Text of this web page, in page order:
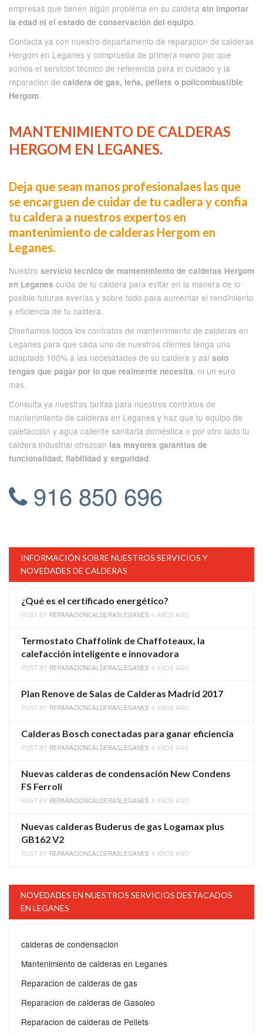
empresas que tienen algún problema en su caldera sin importar
la edad ni el estado de conservación del equipo.
Contacta ya con nuestro departamento de reparacion de calderas
Hergom en Leganes y comprueba de primera mano por que
somos el serviciot técnico de referencia para el cuidado y la
reparacion de caldera de gas, leña, pellets o policombustible
Hergom.
MANTENIMIENTO DE CALDERAS
HERGOM EN LEGANES.
Deja que sean manos profesionalaes las que
se encarguen de cuidar de tu cadlera y confia
tu caldera a nuestros expertos en
mantenimiento de calderas Hergom en
Leganes.
Nuestro servicio tecnico de mantenimiento de calderas Hergom
en Leganes cuida de tu caldera para evitar en la manera de lo
posible futuras averías y sobre todo para aumentar el rendimiento
y eficiencia de tu caldera.
Diseñamos todos los contratos de mantenimiento de calderas en
Leganes para que cada uno de nuestros clientes tenga uno
adaptado 100% a las necesidades de su caldera y así solo
tengas que pagar por lo que realmente necesita, ni un euro
mas.
Consulta ya nuestras tarifas para nuestros contratos de
mantenimiento de calderas en Leganes y haz que tu equipo de
calefacción y agua caliente sanitaria doméstica o por otro lado tu
caldera industrial ofrezcan las mayores garantias de
funcionalidad, fiabilidad y seguridad.
916 850 696
INFORMACIÓN SOBRE NUESTROS SERVICIOS Y
NOVEDADES DE CALDERAS
¿Qué es el certificado energético?
POST BY REPARACIONCALDERASLEGANES 9 AÑOS AGO
Termostato Chaffolink de Chaffoteaux, la
calefacción inteligente e innovadora
POST BY REPARACIONCALDERASLEGANES 9 AÑOS AGO
Plan Renove de Salas de Calderas Madrid 2017
POST BY REPARACIONCALDERASLEGANES 9 AÑOS AGO
Calderas Bosch conectadas para ganar eficiencia
POST BY REPARACIONCALDERASLEGANES 9 AÑOS AGO
Nuevas calderas de condensación New Condens
FS Ferroli
POST BY REPARACIONCALDERASLEGANES 9 AÑOS AGO
Nuevas calderas Buderus de gas Logamax plus
GB162 V2
POST BY REPARACIONCALDERASLEGANES 9 AÑOS AGO
NOVEDADES EN NUESTROS SERVICIOS DESTACADOS
EN LEGANES
calderas de condensacion
Mantenimiento de calderas en Leganes
Reparacion de calderas de gas
Reparacion de calderas de Gasoleo
Reparacion de calderas de Pellets